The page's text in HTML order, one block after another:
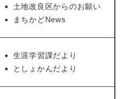
土地改良区からのお願い
まちかどNews
生涯学習課だより
としょかんだより